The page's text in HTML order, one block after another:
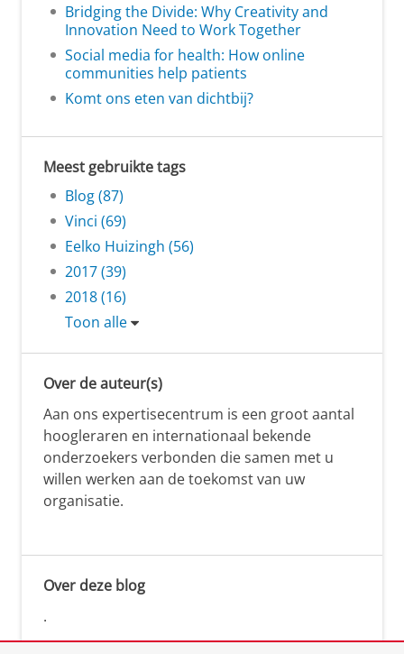
Bridging the Divide: Why Creativity and
Innovation Need to Work Together
Social media for health: How online
communities help patients
Komt ons eten van dichtbij?
Meest gebruikte tags
Blog (87)
Vinci (69)
Eelko Huizingh (56)
2017 (39)
2018 (16)
Toon alle
Over de auteur(s)
Aan ons expertisecentrum is een groot aantal
hoogleraren en internationaal bekende
onderzoekers verbonden die samen met u
willen werken aan de toekomst van uw
organisatie.
Over deze blog
.